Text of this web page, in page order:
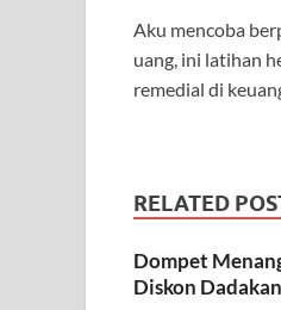
Aku mencoba
uang, ini latihan
remedial di
RELATED
Dompet
Diskon